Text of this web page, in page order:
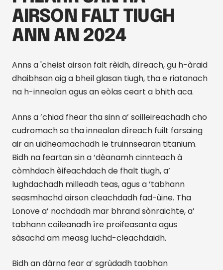
AIRSON FALT TIUGH
ANN AN 2024
Anns a 'cheist airson falt rèidh, dìreach, gu h-àraid
dhaibhsan aig a bheil glasan tiugh, tha e riatanach
na h-innealan agus an eòlas ceart a bhith aca.
Anns a ’chiad fhear tha sinn a’ soilleireachadh cho
cudromach sa tha innealan dìreach fuilt farsaing
air an uidheamachadh le truinnsearan titanium.
Bidh na feartan sin a ’dèanamh cinnteach à
còmhdach èifeachdach de fhalt tiugh, a’
lughdachadh milleadh teas, agus a ’tabhann
seasmhachd airson cleachdadh fad-ùine. Tha
Lonove a’ nochdadh mar bhrand sònraichte, a’
tabhann coileanadh ìre proifeasanta agus
sàsachd am measg luchd-cleachdaidh.
Bidh an dàrna fear a’ sgrùdadh taobhan